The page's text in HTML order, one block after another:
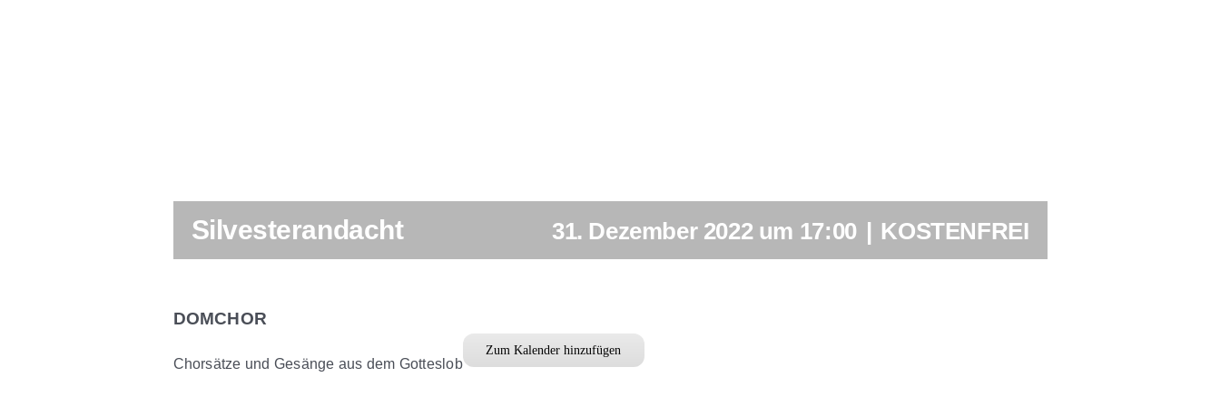
Silvesterandacht 31. Dezember 2022 um 17:00 | KOSTENFREI
DOMCHOR
Chorsätze und Gesänge aus dem Gotteslob
Zum Kalender hinzufügen